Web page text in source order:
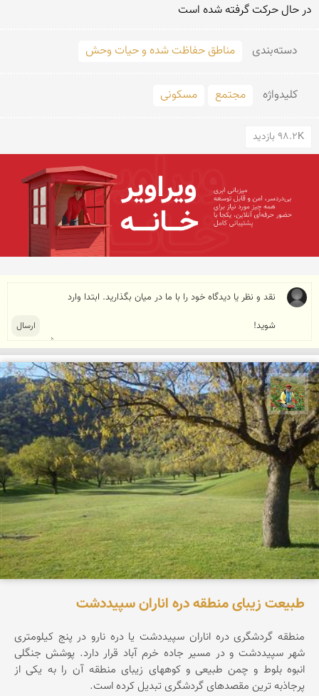
در حال حركت گرفته شده است
دسته‌بندی مناطق حفاظت شده و حیات وحش
کلید‌واژه مجتمع مسکونی
98.2K بازدید
اسفندیار خدایی
طبیعت زیبای منطقه دره اناران سپیددشت
منطقه گردشگری دره اناران سپیددشت یا دره نارو در پنج کیلومتری
شهر سپیددشت و در مسیر جاده خرم آباد قرار دارد. پوشش جنگلی
انبوه بلوط و چمن طبیعی و کوههای زیبای منطقه آن را به یکی از
پرجاذبه ترین مقصدهای گردشگری تبدیل کرده است.